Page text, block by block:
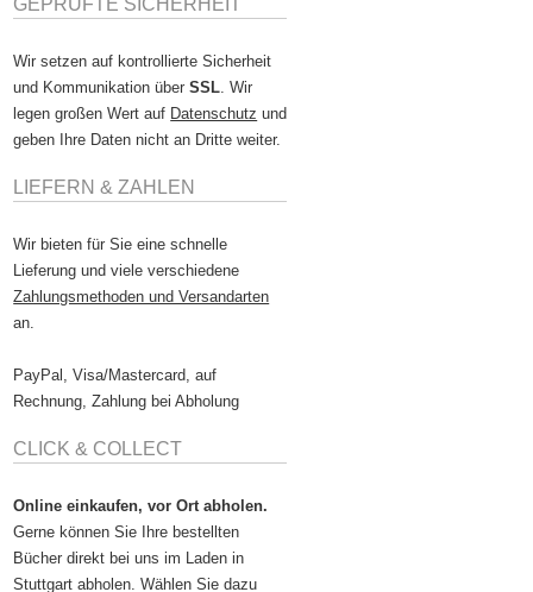
GEPRÜFTE SICHERHEIT
Wir setzen auf kontrollierte Sicherheit
und Kommunikation überSSL. Wir
legen großen Wert auf Datenschutz und
geben Ihre Daten nicht an Dritte weiter.
LIEFERN & ZAHLEN
Wir bieten für Sie eine schnelle
Lieferung und viele verschiedene
Zahlungsmethoden und Versandarten
an.
PayPal, Visa/Mastercard, auf
Rechnung, Zahlung bei Abholung
CLICK & COLLECT
Online einkaufen, vor Ort abholen.
Gerne können Sie Ihre bestellten
Bücher direkt bei uns im Laden in
Stuttgart abholen. Wählen Sie dazu